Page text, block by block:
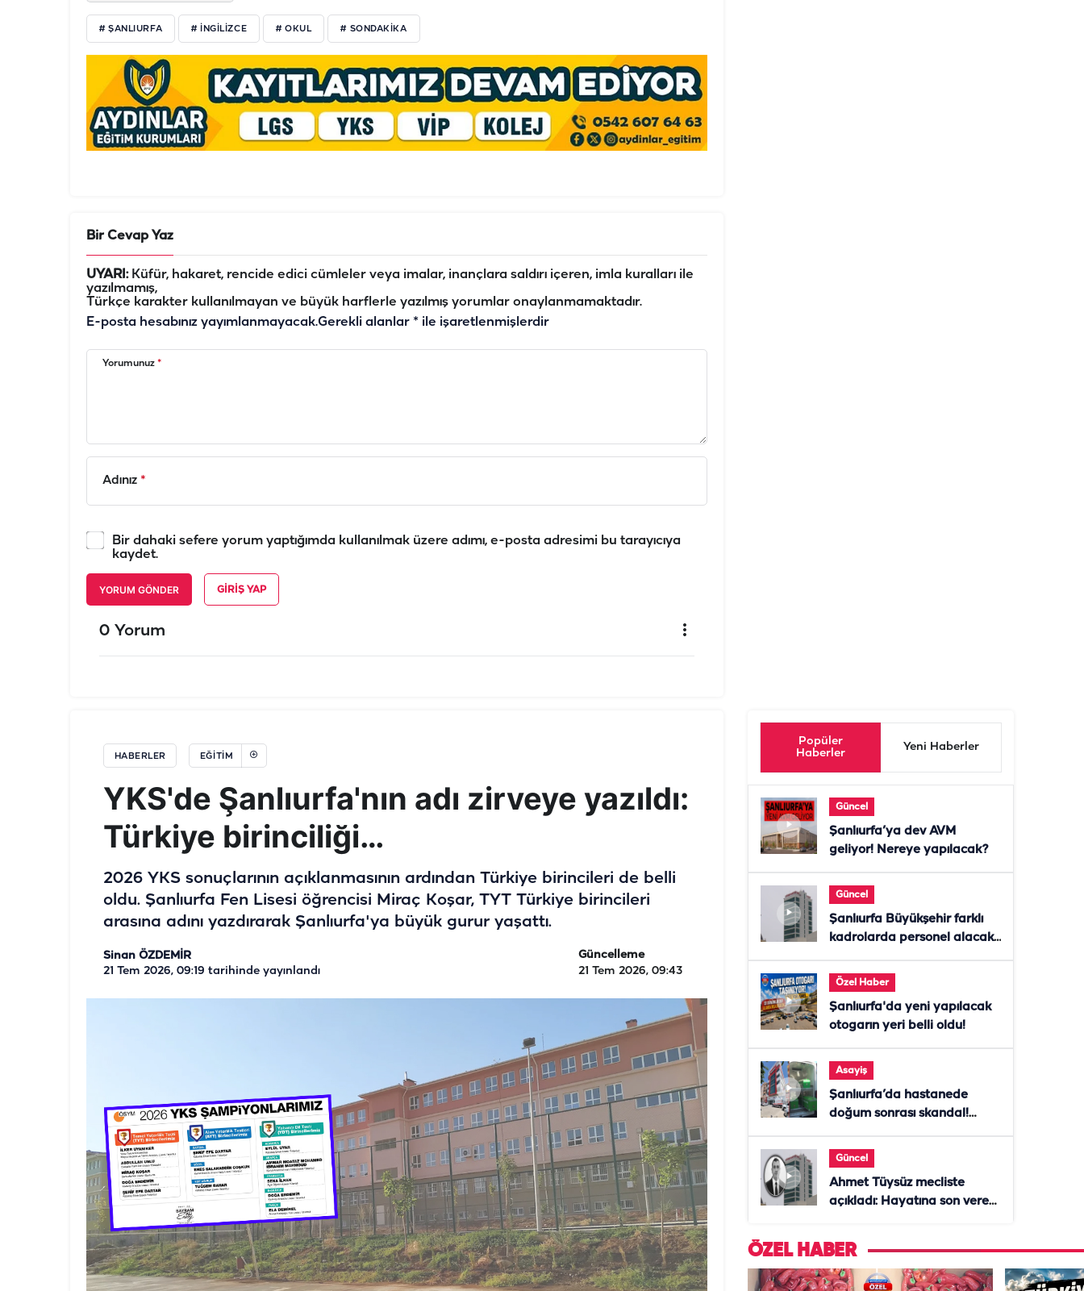
# ŞANLIURFA # INGILIZCE # OKUL # SONDAKIKA
Bir Cevap Yaz
UYARI:Küfür, hakaret, rencide edici cümleler veya imalar, inançlara saldırı içeren, imla kuralları ile
yazılmamış,
Türkçe karakter kullanılmayan ve büyük harflerle yazılmış yorumlar onaylanmamaktadır.
E-posta hesabınız yayımlanmayacak.Gerekli alanlar * ile işaretlenmişlerdir
Yorumunuz *
Adınız *
Bir dahaki sefere yorum yaptığımda kullanılmak üzere adımı, e-posta adresimi bu tarayıcıya
kaydet.
YORUM GÖNDER GIRIŞ YAP
0 Yorum
HABERLER EĞITIM
YKS'de Şanlıurfa'nın adı zirveye yazıldı:
Türkiye birinciliği…
2026 YKS sonuçlarının açıklanmasının ardından Türkiye birincileri de belli
oldu. Şanlıurfa Fen Lisesi öğrencisi Miraç Koşar, TYT Türkiye birincileri
arasına adını yazdırarak Şanlıurfa'ya büyük gurur yaşattı.
Sinan ÖZDEMİR
21 Tem 2026, 09:19 tarihinde yayınlandı
Güncelleme
21 Tem 2026, 09:43
Popüler
Haberler
Yeni Haberler
Güncel
Şanlıurfa’ya dev AVM
geliyor! Nereye yapılacak?
Güncel
Şanlıurfa Büyükşehir farklı
kadrolarda personel alacak!
Özel Haber
Şanlıurfa'da yeni yapılacak
otogarın yeri belli oldu!
Asayiş
Şanlıurfa’da hastanede
doğum sonrası skandal!
Güncel
Ahmet Tüysüz mecliste
açıkladı: Hayatına son veren
ÖZEL HABER